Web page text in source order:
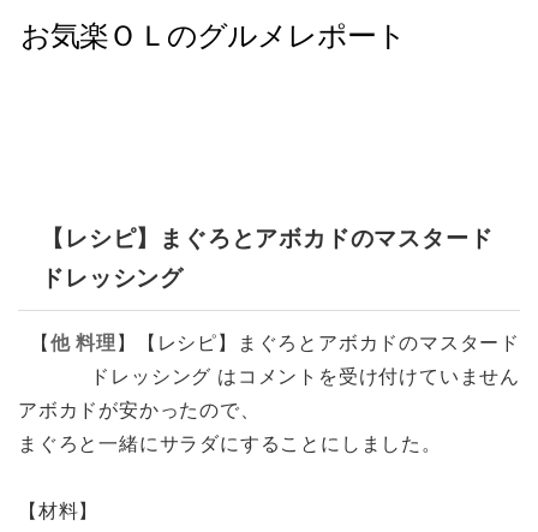
【レシピ】まぐろとアボカドのマスタード
ドレッシング
【 他 料理 】
【レシピ】まぐろとアボカドのマスタード
ドレッシング は コメントを受け付けていません
アボカドが安かったので、
まぐろと一緒にサラダにすることにしました。
【材料】